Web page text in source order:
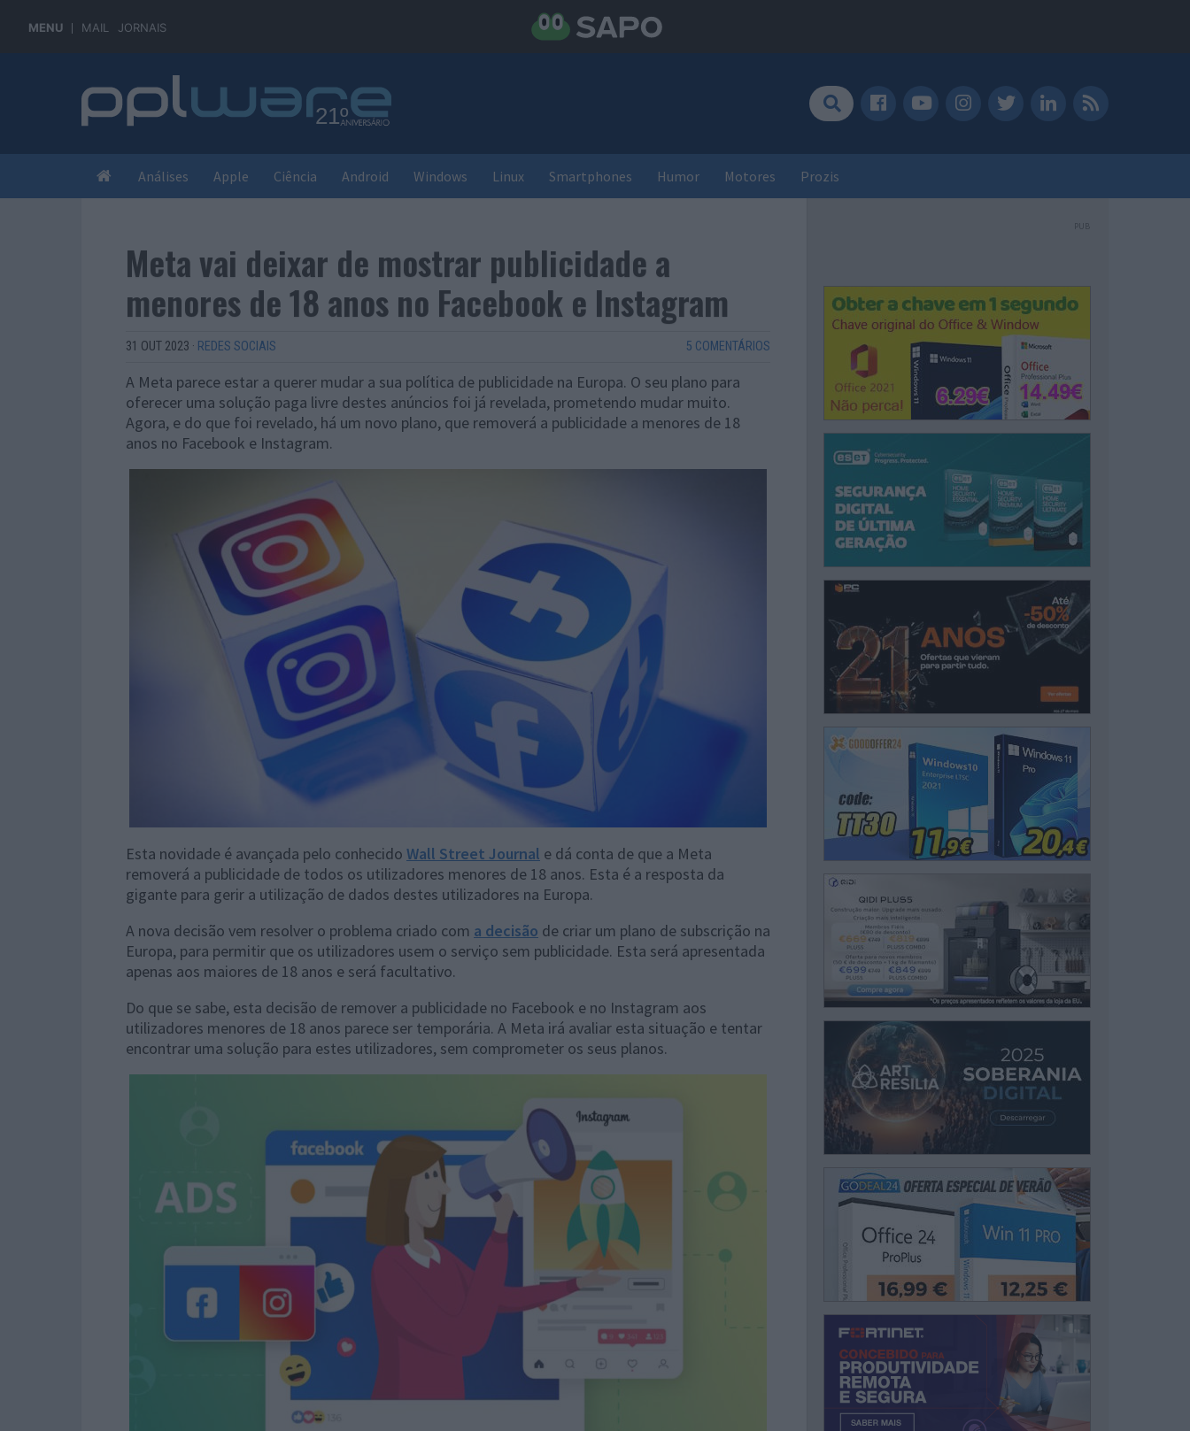
MENU MAIL JORNAIS
Análises Apple Ciência Android Windows Linux Smartphones Humor Motores Prozis
Meta vai deixar de mostrar publicidade a
menores de 18 anos no Facebook e Instagram
31 OUT 2023 · REDES SOCIAIS 5 COMENTÁRIOS
A Meta parece estar a querer mudar a sua política de publicidade na Europa. O seu plano para
oferecer uma solução paga livre destes anúncios foi já revelada, prometendo mudar muito.
Agora, e do que foi revelado, há um novo plano, que removerá a publicidade a menores de 18
anos no Facebook e Instagram.
Esta novidade é avançada pelo conhecido Wall Street Journal e dá conta de que a Meta
removerá a publicidade de todos os utilizadores menores de 18 anos. Esta é a resposta da
gigante para gerir a utilização de dados destes utilizadores na Europa.
A nova decisão vem resolver o problema criado com a decisão de criar um plano de subscrição na
Europa, para permitir que os utilizadores usem o serviço sem publicidade. Esta será apresentada
apenas aos maiores de 18 anos e será facultativo.
Do que se sabe, esta decisão de remover a publicidade no Facebook e no Instagram aos
utilizadores menores de 18 anos parece ser temporária. A Meta irá avaliar esta situação e tentar
encontrar uma solução para estes utilizadores, sem comprometer os seus planos.
PUB